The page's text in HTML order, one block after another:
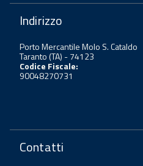
Indirizzo
Porto Mercantile Molo S. Cataldo
Taranto (TA) - 74123
Codice Fiscale:
90048270731
Contatti